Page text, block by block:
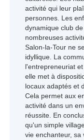
activité qui leur
personnes. Les
dynamique club
nombreuses
Salon-la-Tour ne
idyllique. La
l'entrepreneuriat
elle met à
locaux adaptés et
Cela permet aux
activité dans un
réussite. En
qu'un simple
vie enchanteur, sa